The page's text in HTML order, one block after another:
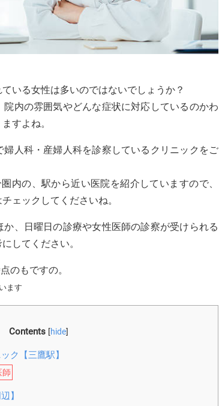
いる女性は多いのではないでしょうか？
内の雰囲気やどんな症状に対応しているのかわ
すよね。
人科・産婦人科を診察しているクリニックをご
内の、駅から近い医院を紹介していますので、
ェックしてくださいね。
、日曜日の診療や女性医師の診察が受けられる
してください。
のもですの。
ます
Contents [hide]
ク【三鷹駅】
師
】